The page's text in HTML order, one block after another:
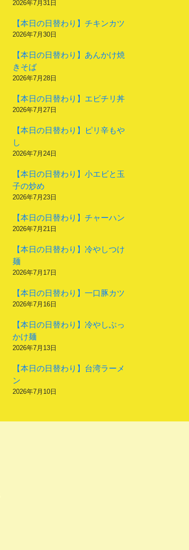
2026年7月31日
【本日の日替わり】チキンカツ
2026年7月30日
【本日の日替わり】あんかけ焼
きそば
2026年7月28日
【本日の日替わり】エビチリ丼
2026年7月27日
【本日の日替わり】ピリ辛もや
し
2026年7月24日
【本日の日替わり】小エビと玉
子の炒め
2026年7月23日
【本日の日替わり】チャーハン
2026年7月21日
【本日の日替わり】冷やしつけ
麺
2026年7月17日
【本日の日替わり】一口豚カツ
2026年7月16日
【本日の日替わり】冷やしぶっ
かけ麺
2026年7月13日
【本日の日替わり】台湾ラーメ
ン
2026年7月10日